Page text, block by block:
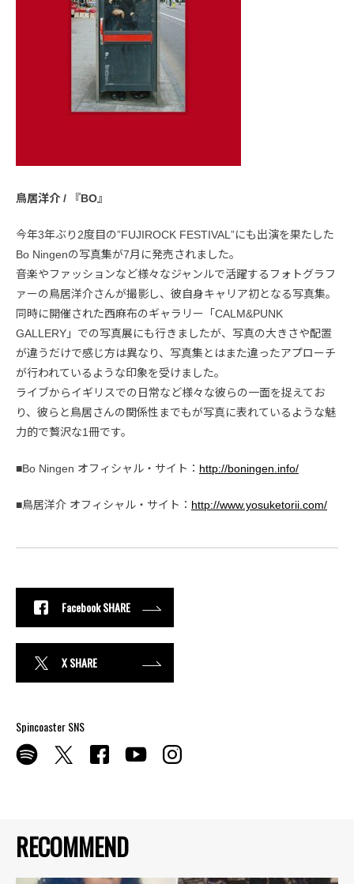
RECOMMEND
鳥居洋介 / 『BO』
今年3年ぶり2度目の”FUJIROCK FESTIVAL”にも出演を果たした
Bo Ningenの写真集が7月に発売されました。
音楽やファッションなど様々なジャンルで活躍するフォトグラフ
ァーの鳥居洋介さんが撮影し、彼自身キャリア初となる写真集。
同時に開催された西麻布のギャラリー「CALM&PUNK
GALLERY」での写真展にも行きましたが、写真の大きさや配置
が違うだけで感じ方は異なり、写真集とはまた違ったアプローチ
が行われているような印象を受けました。
ライブからイギリスでの日常など様々な彼らの一面を捉えてお
り、彼らと鳥居さんの関係性までもが写真に表れているような魅
力的で贅沢な1冊です。
■Bo Ningen オフィシャル・サイト： http://boningen.info/
■鳥居洋介 オフィシャル・サイト： http://www.yosuketorii.com/
Facebook SHARE
X SHARE
Spincoaster SNS